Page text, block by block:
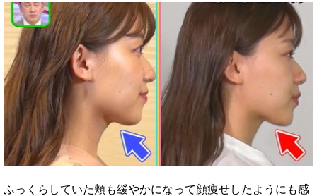
ふっくらしていた頬も緩やかになって顔痩せしたようにも感